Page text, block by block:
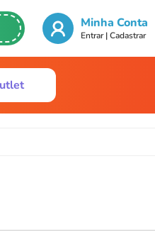
Minha Conta
Entrar | Cadastrar